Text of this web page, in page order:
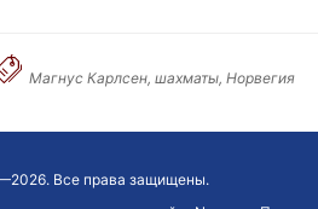
Магнус Карлсен, шахматы, Норвегия
Все права защищены.